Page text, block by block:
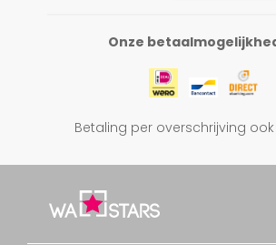
Onze
Betaling per overschrijving